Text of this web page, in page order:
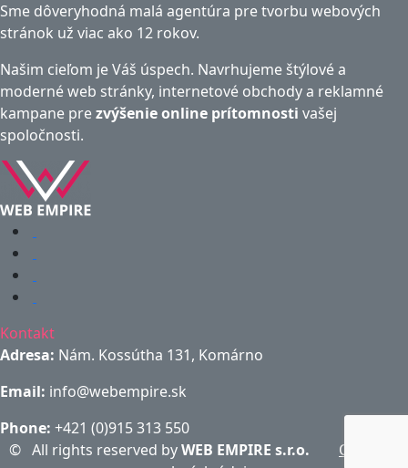
Sme dôveryhodná malá agentúra pre tvorbu webových
stránok už viac ako 12 rokov.
Našim cieľom je Váš úspech. Navrhujeme štýlové a
moderné web stránky, internetové obchody a reklamné
kampane prezvýšenie online prítomnosti vašej
spoločnosti.
Kontakt
Adresa: Nám. Kossútha 131, Komárno
Email: info@webempire.sk
Phone: +421 (0)915 313 550
© All rights reserved byWEB EMPIRE s.r.o. Ochrana